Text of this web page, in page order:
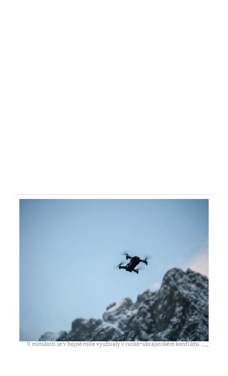
V minulosti se v hojné míře využívaly v rusko-ukrajinském konfliktu. ,...